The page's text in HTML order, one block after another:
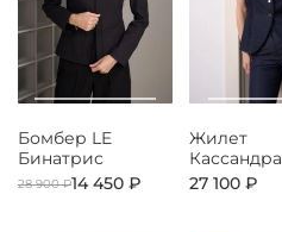
Бомбер LE
Бинатрис
28 900 ₽14 450 ₽
Жилет
Кассандра
27 100 ₽